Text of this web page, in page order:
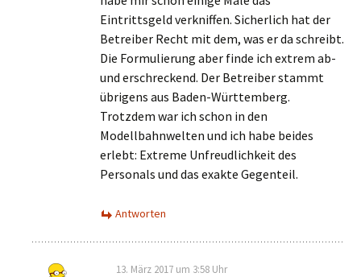
Eintrittsgeld verkniffen. Sicherlich hat der
Betreiber Recht mit dem, was er da schreibt.
Die Formulierung aber finde ich extrem ab-
und erschreckend. Der Betreiber stammt
übrigens aus Baden-Württemberg.
Trotzdem war ich schon in den
Modellbahnwelten und ich habe beides
erlebt: Extreme Unfreudlichkeit des
Personals und das exakte Gegenteil.
Antworten
13. März 2017 um 3:58 Uhr